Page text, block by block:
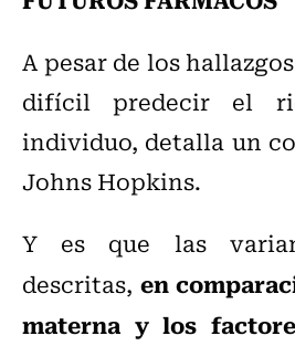
A pesar de los
difícil predecir el
individuo, detalla un
Johns Hopkins.
Y es que las
descritas, en
materna y los